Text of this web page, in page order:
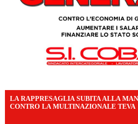
LA RAPPRESAGLIA SUBITA ALLA
CONTRO LA MULTINAZIONALE TEVA